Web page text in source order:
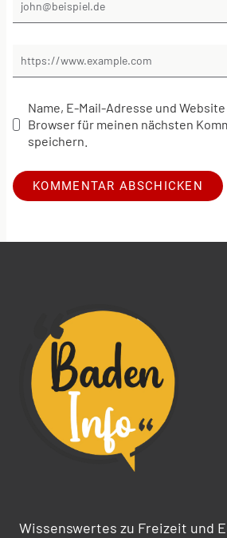
Name, E-Mail-Adresse und
Browser für meinen nächsten
speichern.
Wissenswertes zu Freizeit und